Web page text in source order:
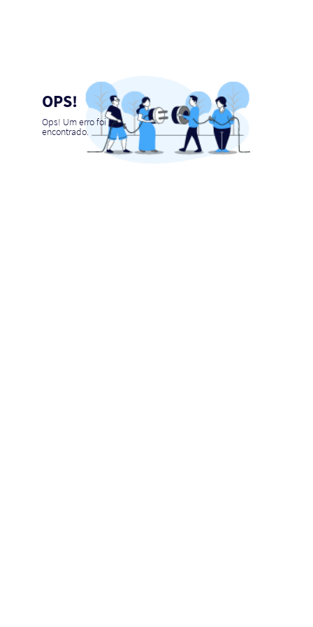
OPS!
Ops! Um erro foi
encontrado.